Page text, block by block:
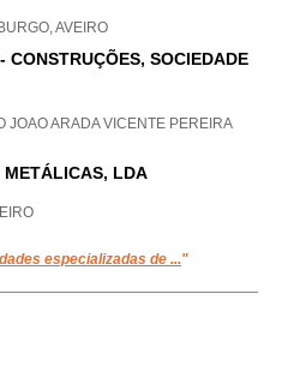
AVEIRO
CONSTRUÇÕES, SOCIEDADE
JOAO ARADA VICENTE PEREIRA
METÁLICAS, LDA
especializadas de ..."